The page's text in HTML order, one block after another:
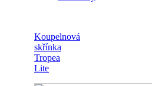
Koupelnová
skřínka
Tropea
Lite